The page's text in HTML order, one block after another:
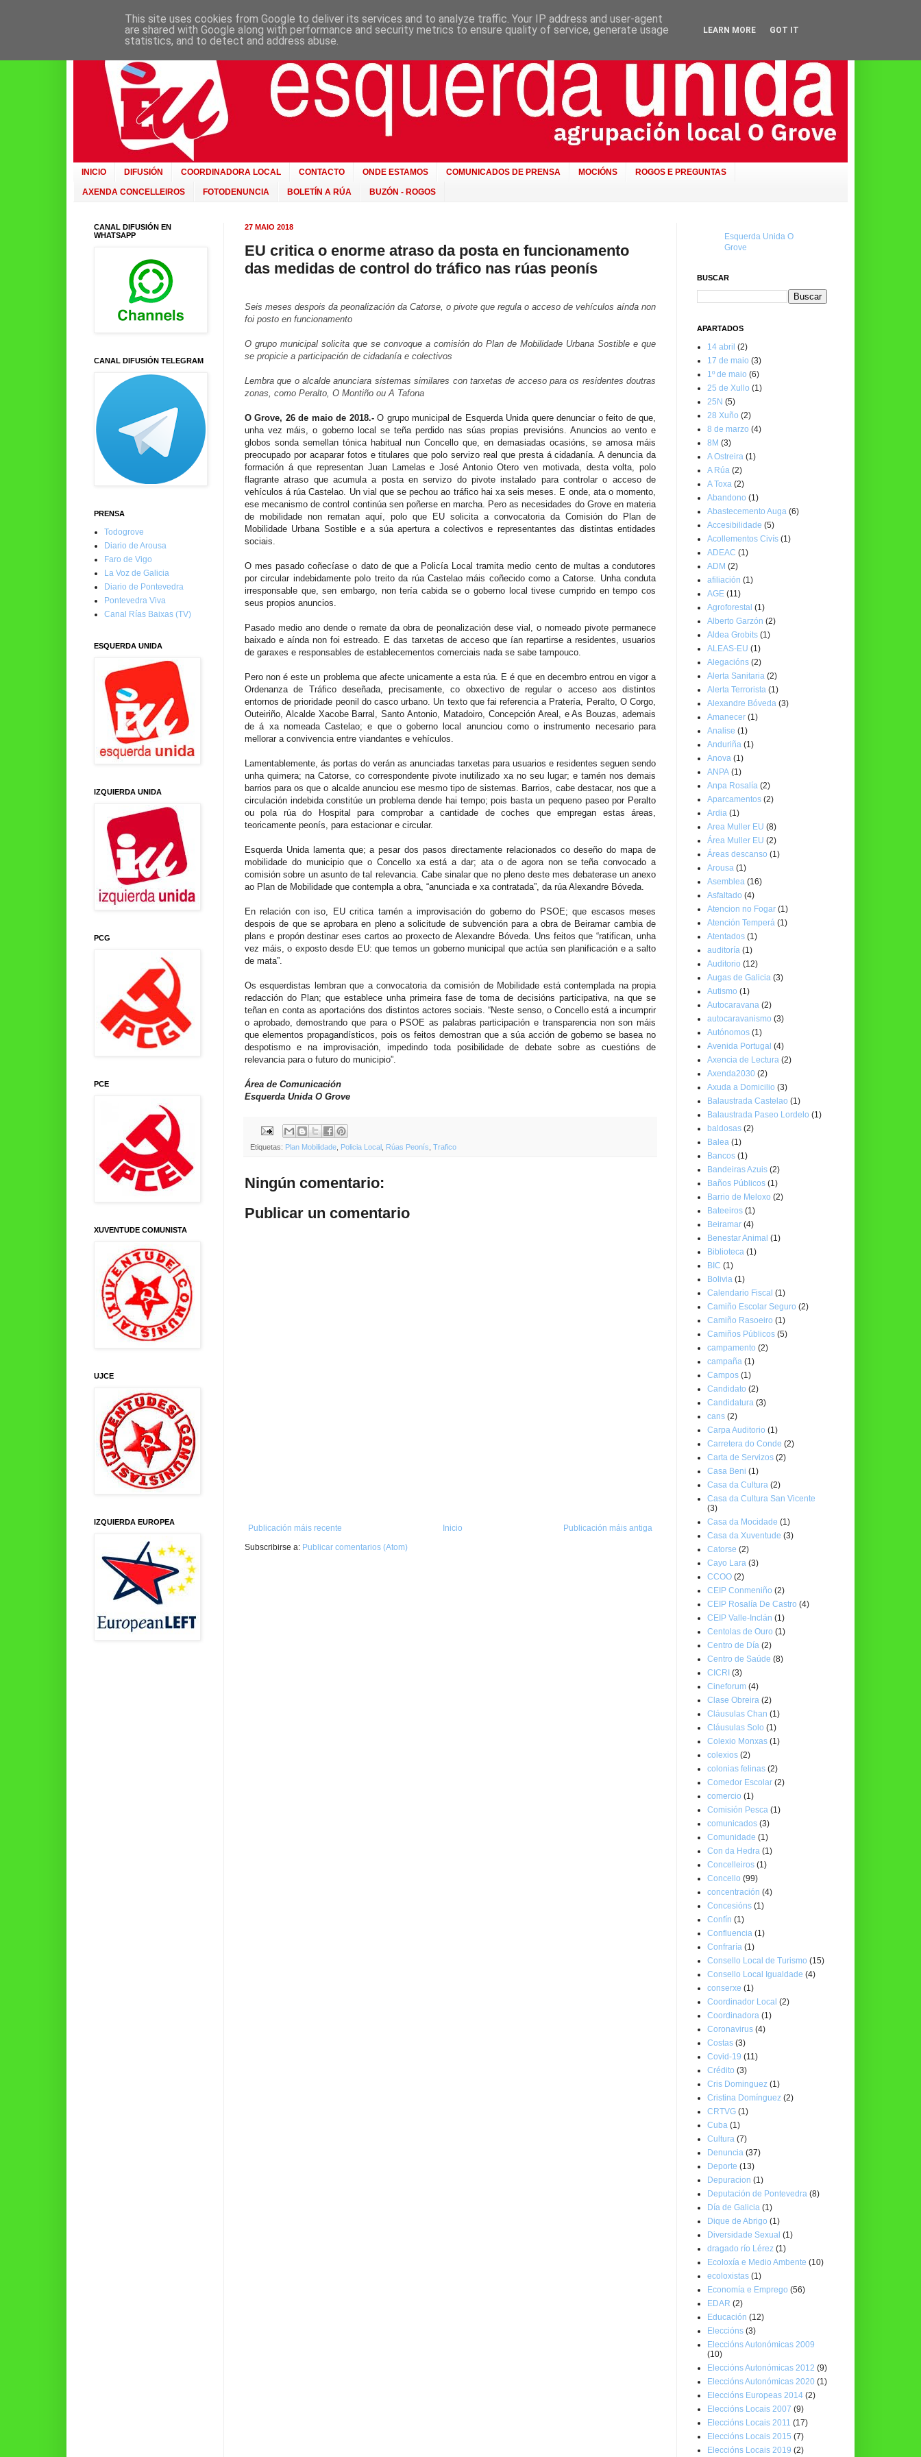
INICIO DIFUSIÓN COORDINADORA LOCAL CONTACTO ONDE ESTAMOS COMUNICADOS DE PRENSA MOCIÓNS ROGOS E PREGUNTAS
AXENDA CONCELLEIROS FOTODENUNCIA BOLETÍN A RÚA BUZÓN - ROGOS
27 MAIO 2018
EU critica o enorme atraso da posta en funcionamento
das medidas de control do tráfico nas rúas peonís
Seis meses despois da peonalización da Catorse, o pivote que regula o acceso de vehículos aínda non
foi posto en funcionamento
O grupo municipal solicita que se convoque a comisión do Plan de Mobilidade Urbana Sostible e que
se propicie a participación de cidadanía e colectivos
Lembra que o alcalde anunciara sistemas similares con tarxetas de acceso para os residentes doutras
zonas, como Peralto, O Montiño ou A Tafona
O Grove, 26 de maio de 2018.-O grupo municipal de Esquerda Unida quere denunciar o feito de que,
unha vez máis, o goberno local se teña perdido nas súas propias previsións. Anuncios ao vento e
globos sonda semellan tónica habitual nun Concello que, en demasiadas ocasións, se amosa máis
preocupado por acaparar fotos e titulares que polo servizo real que presta á cidadanía. A denuncia da
formación á que representan Juan Lamelas e José Antonio Otero ven motivada, desta volta, polo
flagrante atraso que acumula a posta en servizo do pivote instalado para controlar o acceso de
vehículos á rúa Castelao. Un vial que se pechou ao tráfico hai xa seis meses. E onde, ata o momento,
ese mecanismo de control continúa sen poñerse en marcha. Pero as necesidades do Grove en materia
de mobilidade non rematan aquí, polo que EU solicita a convocatoria da Comisión do Plan de
Mobilidade Urbana Sostible e a súa apertura a colectivos e representantes das distintas entidades
sociais.
O mes pasado coñecíase o dato de que a Policía Local tramita medio cento de multas a condutores
por circular indebidamente polo treito da rúa Castelao máis coñecido como a Catorse. Unha conduta
irresponsable que, sen embargo, non tería cabida se o goberno local tivese cumprido en tempo cos
seus propios anuncios.
Pasado medio ano dende o remate da obra de peonalización dese vial, o nomeado pivote permanece
baixado e aínda non foi estreado. E das tarxetas de acceso que ían repartirse a residentes, usuarios
de garaxes e responsables de establecementos comerciais nada se sabe tampouco.
Pero non é este un problema que afecte unicamente a esta rúa. E é que en decembro entrou en vigor a
Ordenanza de Tráfico deseñada, precisamente, co obxectivo de regular o acceso aos distintos
entornos de prioridade peonil do casco urbano. Un texto que fai referencia a Pratería, Peralto, O Corgo,
Outeiriño, Alcalde Xacobe Barral, Santo Antonio, Matadoiro, Concepción Areal, e As Bouzas, ademais
de á xa nomeada Castelao; e que o goberno local anunciou como o instrumento necesario para
mellorar a convivencia entre viandantes e vehículos.
Lamentablemente, ás portas do verán as anunciadas tarxetas para usuarios e residentes seguen sendo
unha quimera; na Catorse, co correspondente pivote inutilizado xa no seu lugar; e tamén nos demais
barrios para os que o alcalde anunciou ese mesmo tipo de sistemas. Barrios, cabe destacar, nos que a
circulación indebida constitúe un problema dende hai tempo; pois basta un pequeno paseo por Peralto
ou pola rúa do Hospital para comprobar a cantidade de coches que empregan estas áreas,
teoricamente peonís, para estacionar e circular.
Esquerda Unida lamenta que; a pesar dos pasos directamente relacionados co deseño do mapa de
mobilidade do municipio que o Concello xa está a dar; ata o de agora non se teña convocado a
comisión sobre un asunto de tal relevancia. Cabe sinalar que no pleno deste mes debaterase un anexo
ao Plan de Mobilidade que contempla a obra, “anunciada e xa contratada”, da rúa Alexandre Bóveda.
En relación con iso, EU critica tamén a improvisación do goberno do PSOE; que escasos meses
despois de que se aprobara en pleno a solicitude de subvención para a obra de Beiramar cambia de
plans e propón destinar eses cartos ao proxecto de Alexandre Bóveda. Uns feitos que “ratifican, unha
vez máis, o exposto desde EU: que temos un goberno municipal que actúa sen planificación e a salto
de mata”.
Os esquerdistas lembran que a convocatoria da comisión de Mobilidade está contemplada na propia
redacción do Plan; que establece unha primeira fase de toma de decisións participativa, na que se
teñan en conta as aportacións dos distintos actores sociais. “Neste senso, o Concello está a incumprir
o aprobado, demostrando que para o PSOE as palabras participación e transparencia non son máis
que elementos propagandísticos, pois os feitos demostran que a súa acción de goberno se basea no
despotismo e na improvisación, impedindo toda posibilidade de debate sobre as cuestións de
relevancia para o futuro do municipio”.
Área de Comunicación
Esquerda Unida O Grove
Etiquetas: Plan Mobilidade Policia Local Rúas Peonís Trafico
Ningún comentario:
Publicar un comentario
Publicación máis recente Publicación máis antiga
Inicio
Subscribirse a: Publicar comentarios (Atom)
CANAL DIFUSIÓN EN
WHATSAPP
CANAL DIFUSIÓN TELEGRAM
PRENSA
Todogrove
Diario de Arousa
Faro de Vigo
La Voz de Galicia
Diario de Pontevedra
Pontevedra Viva
Canal Rías Baixas (TV)
ESQUERDA UNIDA
IZQUIERDA UNIDA
PCG
PCE
XUVENTUDE COMUNISTA
UJCE
IZQUIERDA EUROPEA
Esquerda Unida O
Grove
BUSCAR
APARTADOS
14 abril (2)
17 de maio (3)
1º de maio (6)
25 de Xullo (1)
25N (5)
28 Xuño (2)
8 de marzo (4)
8M (3)
A Ostreira (1)
A Rúa (2)
A Toxa (2)
Abandono (1)
Abastecemento Auga (6)
Accesibilidade (5)
Acollementos Civís (1)
ADEAC (1)
ADM (2)
afiliación (1)
AGE (11)
Agroforestal (1)
Alberto Garzón (2)
Aldea Grobits (1)
ALEAS-EU (1)
Alegacións (2)
Alerta Sanitaria (2)
Alerta Terrorista (1)
Alexandre Bóveda (3)
Amanecer (1)
Analise (1)
Anduriña (1)
Anova (1)
ANPA (1)
Anpa Rosalía (2)
Aparcamentos (2)
Ardia (1)
Area Muller EU (8)
Área Muller EU (2)
Áreas descanso (1)
Arousa (1)
Asemblea (16)
Asfaltado (4)
Atencion no Fogar (1)
Atención Temperá (1)
Atentados (1)
auditoría (1)
Auditorio (12)
Augas de Galicia (3)
Autismo (1)
Autocaravana (2)
autocaravanismo (3)
Autónomos (1)
Avenida Portugal (4)
Axencia de Lectura (2)
Axenda2030 (2)
Axuda a Domicilio (3)
Balaustrada Castelao (1)
Balaustrada Paseo Lordelo (1)
baldosas (2)
Balea (1)
Bancos (1)
Bandeiras Azuis (2)
Baños Públicos (1)
Barrio de Meloxo (2)
Bateeiros (1)
Beiramar (4)
Benestar Animal (1)
Biblioteca (1)
BIC (1)
Bolivia (1)
Calendario Fiscal (1)
Camiño Escolar Seguro (2)
Camiño Rasoeiro (1)
Camiños Públicos (5)
campamento (2)
campaña (1)
Campos (1)
Candidato (2)
Candidatura (3)
cans (2)
Carpa Auditorio (1)
Carretera do Conde (2)
Carta de Servizos (2)
Casa Beni (1)
Casa da Cultura (2)
Casa da Cultura San Vicente
(3)
Casa da Mocidade (1)
Casa da Xuventude (3)
Catorse (2)
Cayo Lara (3)
CCOO (2)
CEIP Conmeniño (2)
CEIP Rosalía De Castro (4)
CEIP Valle-Inclán (1)
Centolas de Ouro (1)
Centro de Día (2)
Centro de Saúde (8)
CICRI (3)
Cineforum (4)
Clase Obreira (2)
Cláusulas Chan (1)
Cláusulas Solo (1)
Colexio Monxas (1)
colexios (2)
colonias felinas (2)
Comedor Escolar (2)
comercio (1)
Comisión Pesca (1)
comunicados (3)
Comunidade (1)
Con da Hedra (1)
Concelleiros (1)
Concello (99)
concentración (4)
Concesións (1)
Confín (1)
Confluencia (1)
Confraría (1)
Consello Local de Turismo (15)
Consello Local Igualdade (4)
conserxe (1)
Coordinador Local (2)
Coordinadora (1)
Coronavirus (4)
Costas (3)
Covid-19 (11)
Crédito (3)
Cris Dominguez (1)
Cristina Domínguez (2)
CRTVG (1)
Cuba (1)
Cultura (7)
Denuncia (37)
Deporte (13)
Depuracion (1)
Deputación de Pontevedra (8)
Día de Galicia (1)
Dique de Abrigo (1)
Diversidade Sexual (1)
dragado río Lérez (1)
Ecoloxía e Medio Ambente (10)
ecoloxistas (1)
Economía e Emprego (56)
EDAR (2)
Educación (12)
Eleccións (3)
Eleccións Autonómicas 2009
(10)
Eleccións Autonómicas 2012 (9)
Eleccións Autonómicas 2020 (1)
Eleccións Europeas 2014 (2)
Eleccións Locais 2007 (9)
Eleccións Locais 2011 (17)
Eleccións Locais 2015 (7)
Eleccións Locais 2019 (2)
This site uses cookies from Google to deliver its services and to analyze traffic. Your IP address and user-agent
are shared with Google along with performance and security metrics to ensure quality of service, generate usage
statistics, and to detect and address abuse.
LEARN MORE GOT IT